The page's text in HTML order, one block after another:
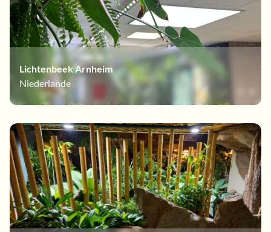
Lichtenbeek Arnheim
Niederlande